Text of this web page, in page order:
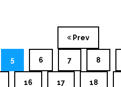
Prev
5 6 7 8
16 17 18